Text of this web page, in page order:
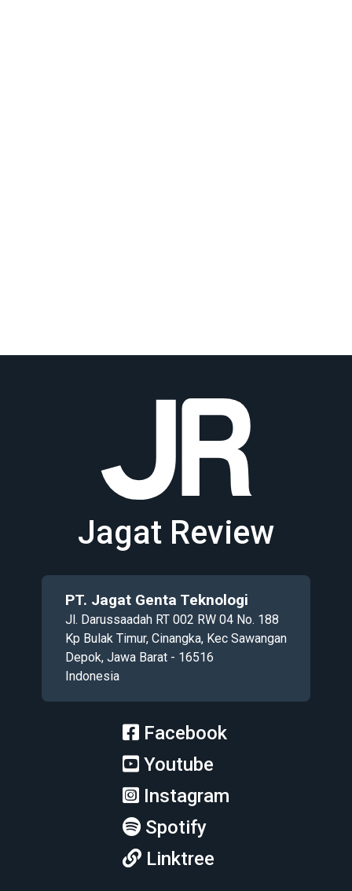
Jagat Review
PT. Jagat Genta Teknologi
Jl. Darussaadah RT 002 RW 04 No. 188
Kp Bulak Timur, Cinangka, Kec Sawangan
Depok, Jawa Barat - 16516
Indonesia
Facebook
Youtube
Instagram
Spotify
Linktree